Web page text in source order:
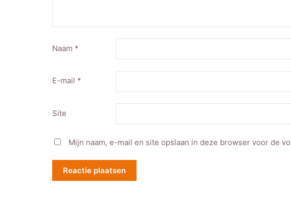
Naam *
E-mail *
Site
Mijn naam, e-mail en site opslaan in deze browser voor de